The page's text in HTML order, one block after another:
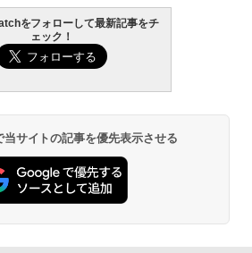
をフォローして最新記事をチ
ェック！
サイトの記事を優先表示させる